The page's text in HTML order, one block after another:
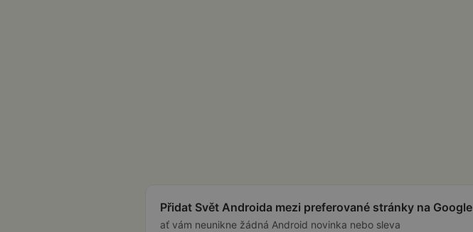
Přidat Svět Androida mezi preferované stránky na Google
ať vám neunikne žádná Android novinka nebo sleva